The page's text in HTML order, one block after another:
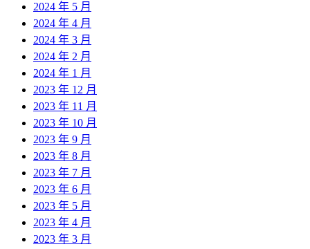
2024 年 5 月
2024 年 4 月
2024 年 3 月
2024 年 2 月
2024 年 1 月
2023 年 12 月
2023 年 11 月
2023 年 10 月
2023 年 9 月
2023 年 8 月
2023 年 7 月
2023 年 6 月
2023 年 5 月
2023 年 4 月
2023 年 3 月